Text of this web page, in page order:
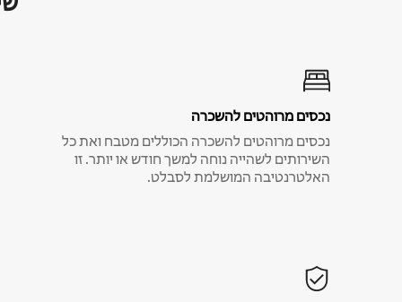
נכסים מרוהטים להשכרה
נכסים מרוהטים להשכרה הכוללים מטבח ואת כל
השירותים לשהייה נוחה למשך חודש או יותר. זו
האלטרנטיבה המושלמת לסבלט.